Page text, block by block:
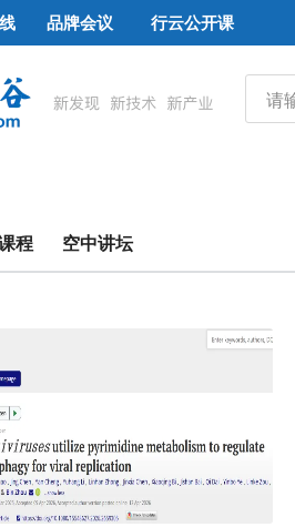
品牌会议 行云公开课
程 空中讲坛